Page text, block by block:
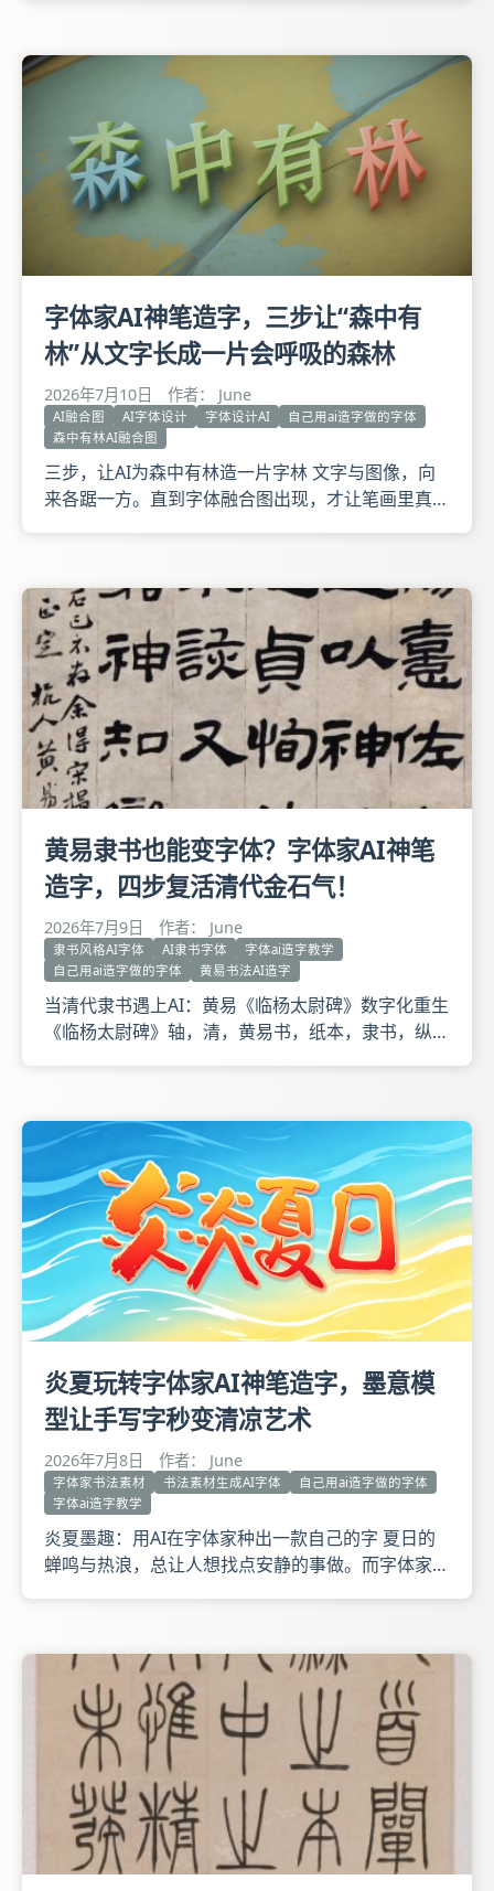
笔迹学了个七七八八。 不过，最终生成的艺术字效
字体家AI神笔造字，三步让“森中有
林”从文字长成一片会呼吸的森林
2026年7月10日 作者： June
AI融合图 AI字体设计 字体设计AI
自己用ai造字做的字体
森中有林AI融合图
三步，让AI为森中有林造一片字林 文字与图像，向
来各踞一方。直到字体融合图出现，才让笔画里真的
那里陈列着风格各异的字木有的骨力遒劲如松，有的
温润圆融如榆，还有
黄易隶书也能变字体？字体家AI神笔
造字，四步复活清代金石气！
2026年7月9日 作者： June
隶书风格AI字体 AI隶书字体
字体ai造字教学
自己用ai造字做的字体
黄易书法AI造字
当清代隶书遇上AI：黄易《临杨太尉碑》数字化重生
《临杨太尉碑》轴，清，黄易书，纸本，隶书，纵
明尚书欧阳，河洛纬度。穷神知变，与圣同符。杨太
尉碑石已不存，余得宋
炎夏玩转字体家AI神笔造字，墨意模
型让手写字秒变清凉艺术
2026年7月8日 作者： June
字体家书法素材 书法素材生成AI字体
自己用ai造字做的字体
字体ai造字教学
炎夏墨趣：用AI在字体家种出一款自己的字 夏日的
蝉鸣与热浪，总让人想找点安静的事做。而字体家的
上造字。找一张白纸，用黑笔写下你想要的字不必工
整，越有个人风格越